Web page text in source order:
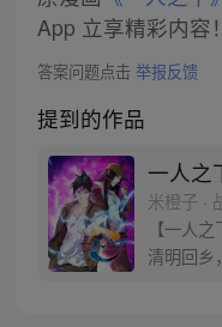
App 立享精彩内容！
答案问题点击 举报反馈
提到的作品
一人之
米橙子 ·
【一人
清明回乡